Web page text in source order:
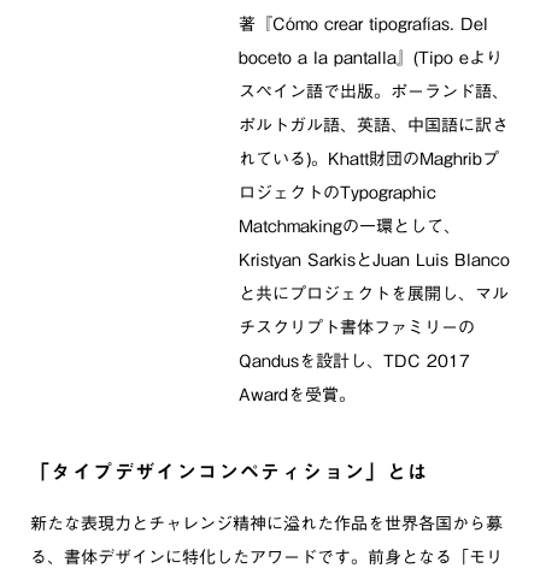
著『Cómo crear tipografías. Del
boceto a la pantalla』(Tipo eより
スペイン語で出版。ポーランド語、
ポルトガル語、英語、中国語に訳さ
れている)。Khatt財団のMaghribプ
ロジェクトのTypographic
Matchmakingの一環として、
Kristyan SarkisとJuan Luis Blanco
と共にプロジェクトを展開し、マル
チスクリプト書体ファミリーの
Qandusを設計し、TDC 2017
Awardを受賞。
「タイプデザインコンペティション」とは
新たな表現力とチャレンジ精神に溢れた作品を世界各国から募
る、書体デザインに特化したアワードです。前身となる「モリ